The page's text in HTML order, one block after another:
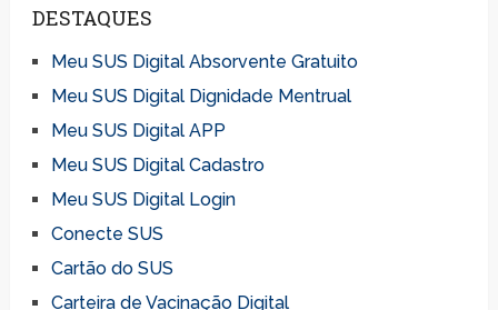
DESTAQUES
Meu SUS Digital Absorvente Gratuito
Meu SUS Digital Dignidade Mentrual
Meu SUS Digital APP
Meu SUS Digital Cadastro
Meu SUS Digital Login
Conecte SUS
Cartão do SUS
Carteira de Vacinação Digital